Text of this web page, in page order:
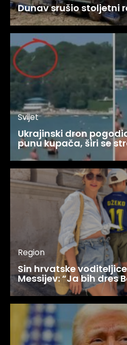
Dunav srušio stoljetni
Svijet
Ukrajinski dron
punu kupača, širi se
Region
Sin hrvatske
Messijev: “Ja bih dres